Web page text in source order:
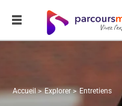
Accueil Explorer Entretiens